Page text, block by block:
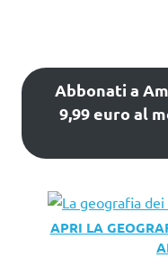
Abbonati a
9,99 euro al
APRI LA